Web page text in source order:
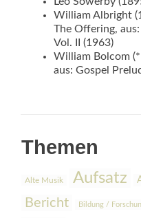
William Albright
The Offering,
Vol. II (1963)
William Bolcom
aus: Gospel
Themen
Alte Musik Aufsatz
Bericht Bildung /